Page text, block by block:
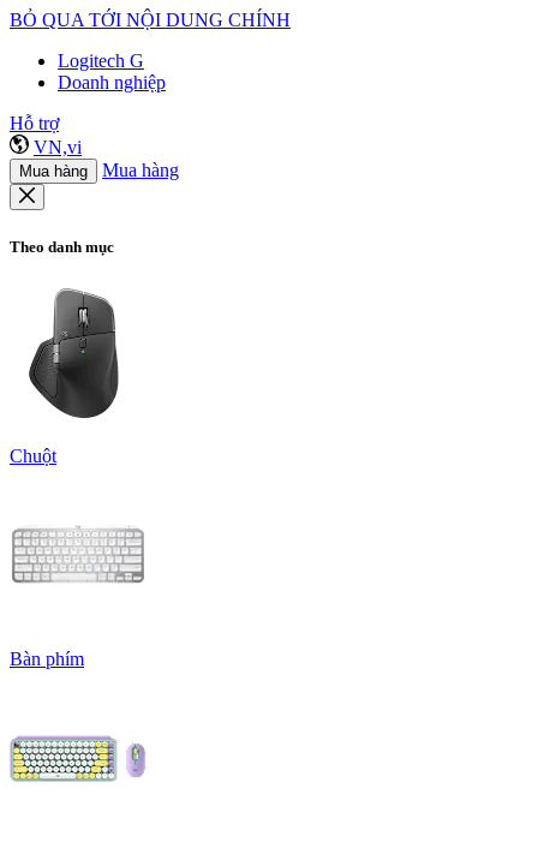
BỎ QUA TỚI NỘI DUNG CHÍNH
Logitech G
Doanh nghiệp
Hỗ trợ
VN,vi
Mua hàng Mua hàng
Theo danh mục
Chuột
Bàn phím